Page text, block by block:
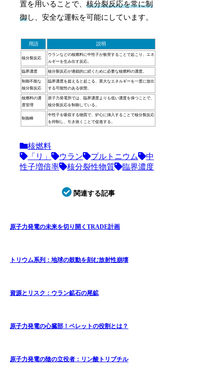
置を用いることで、核分裂反応を常に制
御し、安全な運転を可能にしています。
用語 説明
核分裂反応
ウランなどの核燃料に中性子が衝突することで起こり、エネ
ルギーを生み出す反応。
臨界濃度 核分裂反応が連鎖的に続くために必要な核燃料の濃度。
制御不能な
核分裂反応
臨界濃度を超えると起こる、莫大なエネルギーを一度に放出
する可能性のある状態。
核燃料の濃
度管理
原子力発電所では、臨界濃度よりも低い濃度を保つことで、
核分裂反応を制御している。
制御棒
中性子を吸収する物質で、炉心に挿入することで核分裂反応
を抑制し、引き抜くことで促進する。
核燃料
「リ」
ウラン プルトニウム
中
性子増倍率
核分裂性物質 臨界濃度
関連する記事
原子力発電の未来を切り開くTRADE計画
トリウム系列：地球の鼓動を刻む放射性崩壊
資源とリスク：ウラン鉱石の尾鉱
原子力発電の心臓部！ペレットの役割とは？
原子力発電の陰の立役者：リン酸トリブチル